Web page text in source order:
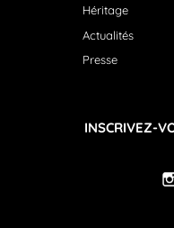
Héritage
Actualités
Presse
INSCRIVEZ-